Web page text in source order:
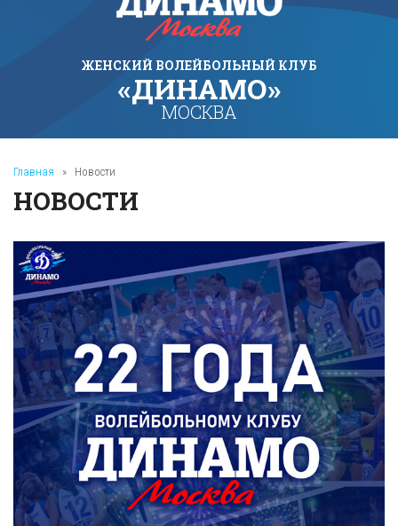
ЖЕНСКИЙ ВОЛЕЙБОЛЬНЫЙ КЛУБ
«ДИНАМО»
МОСКВА
Главная » Новости
НОВОСТИ